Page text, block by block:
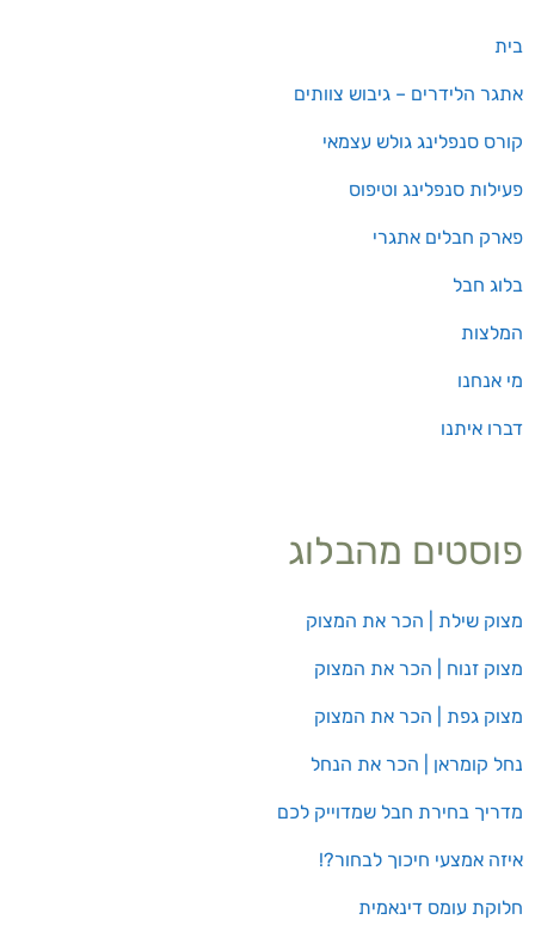
בית
אתגר הלידרים – גיבוש צוותים
קורס סנפלינג גולש עצמאי
פעילות סנפלינג וטיפוס
פארק חבלים אתגרי
בלוג חבל
המלצות
מי אנחנו
דברו איתנו
פוסטים מהבלוג
מצוק שילת | הכר את המצוק
מצוק זנוח | הכר את המצוק
מצוק גפת | הכר את המצוק
נחל קומראן | הכר את הנחל
מדריך בחירת חבל שמדוייק לכם
איזה אמצעי חיכוך לבחור?!
חלוקת עומס דינאמית